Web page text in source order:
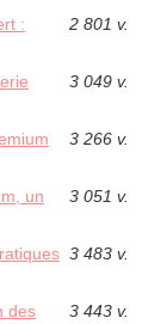
:
2 801 v.
3 049 v.
3 266 v.
un
3 051 v.
3 483 v.
des
3 443 v.